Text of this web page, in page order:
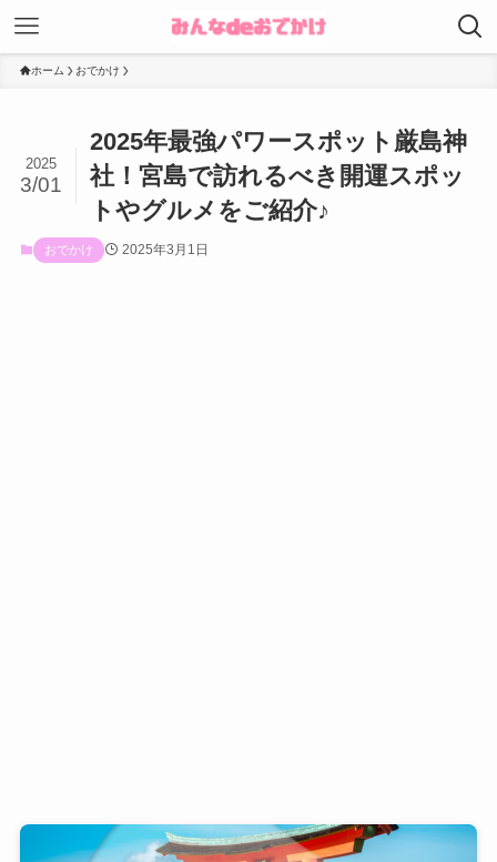
ホーム おでかけ
2025年最強パワースポット厳島神
社！宮島で訪れるべき開運スポッ
トやグルメをご紹介♪
2025
3/01
おでかけ 2025年3月1日